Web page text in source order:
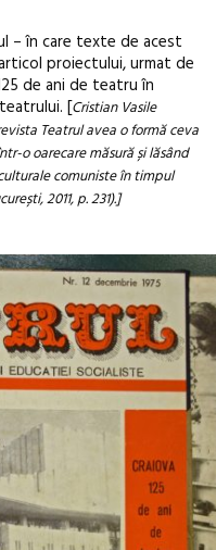
– în care texte de acest
proiectului, urmat de
de ani de teatru în
[Cristian Vasile
Teatrul avea o formă ceva
o oarecare măsură și lăsând
comuniste în timpul
2011, p. 231).]